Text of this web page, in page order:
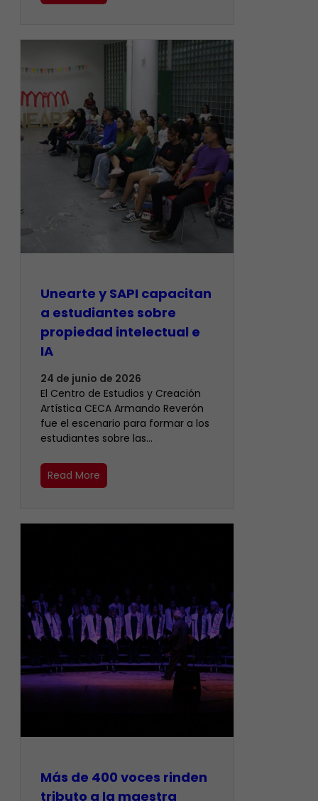
Unearte y SAPI capacitan
a estudiantes sobre
propiedad intelectual e
IA
24 de junio de 2026
El Centro de Estudios y Creación
Artística CECA Armando Reverón
fue el escenario para formar a los
estudiantes sobre las…
Read More
Más de 400 voces rinden
tributo a la maestra